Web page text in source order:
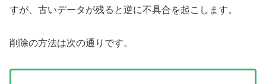
すが、古いデータが残ると逆に不具合を起こします。
削除の方法は次の通りです。